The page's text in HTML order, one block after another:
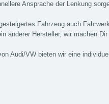
Ansprache der Lenkung
Fahrzeug auch
anderer Hersteller, wir machen
Audi/VW bieten wir eine